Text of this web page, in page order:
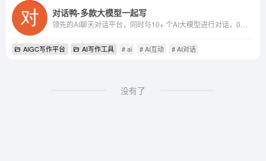
对话鸭-多款大模型一起写
AIGC写作平台 AI写作工具 # ai # AI互动 # AI对话
没有了